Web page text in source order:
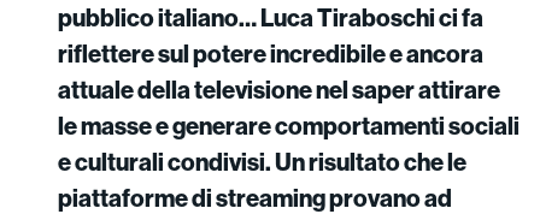
pubblico italiano… Luca Tiraboschi ci fa
riflettere sul potere incredibile e ancora
attuale della televisione nel saper attirare
le masse e generare comportamenti sociali
e culturali condivisi. Un risultato che le
piattaforme di streaming provano ad